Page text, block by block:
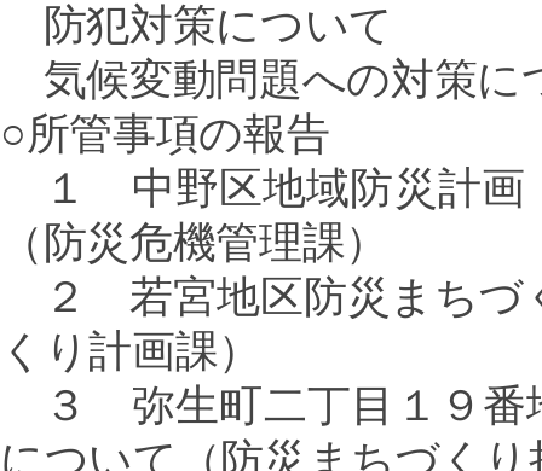
防犯対策について
気候変動問題への対策に
○所管事項の報告
１ 中野区地域防災計画
（防災危機管理課）
２ 若宮地区防災まちづ
くり計画課）
３ 弥生町二丁目１９番
について（防災まちづくり